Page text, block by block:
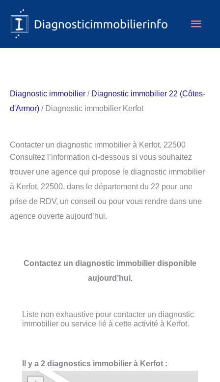
contenu
Diagnostic immobilier / Diagnostic immobilier 22 (Côtes-
d'Armor) / Diagnostic immobilier Kerfot
Contacter un diagnostic immobilier à Kerfot, 22500
Consultez l’information ci-dessous si vous souhaitez
trouver une agence qui propose le diagnostic immobilier
à Kerfot, 22500, dans le département du 22 pour une
prise de RDV, un conseil ou pour vous rendre dans une
agence ouverte aujourd’hui.
Contactez un diagnostic immobilier disponible
aujourd’hui.
Liste non exhaustive pour contacter un diagnostic
immobilier ou service lié à cette activité à Kerfot.
Il y a 2 diagnostics immobilier à Kerfot :